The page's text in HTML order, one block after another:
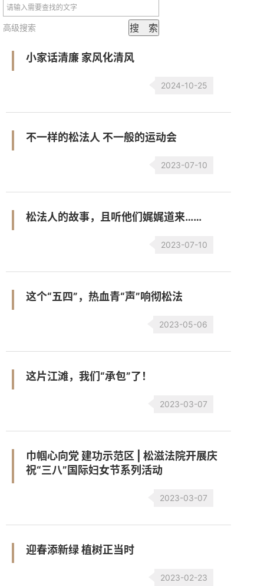
高级搜索
小家话清廉 家风化清风
2024-10-25
不一样的松法人 不一般的运动会
2023-07-10
松法人的故事，且听他们娓娓道来……
2023-07-10
这个“五四”，热血青“声”响彻松法
2023-05-06
这片江滩，我们“承包”了！
2023-03-07
巾帼心向党 建功示范区 | 松滋法院开展庆
祝“三八”国际妇女节系列活动
2023-03-07
迎春添新绿 植树正当时
2023-02-23